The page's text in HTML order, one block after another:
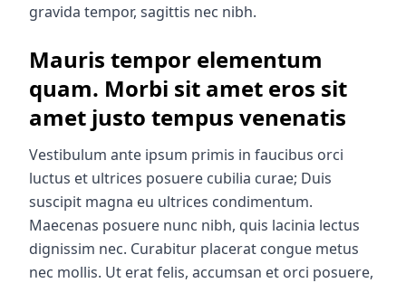
gravida tempor, sagittis nec nibh.
Mauris tempor elementum
quam. Morbi sit amet eros sit
amet justo tempus venenatis
Vestibulum ante ipsum primis in faucibus orci
luctus et ultrices posuere cubilia curae; Duis
suscipit magna eu ultrices condimentum.
Maecenas posuere nunc nibh, quis lacinia lectus
dignissim nec. Curabitur placerat congue metus
nec mollis. Ut erat felis, accumsan et orci posuere,